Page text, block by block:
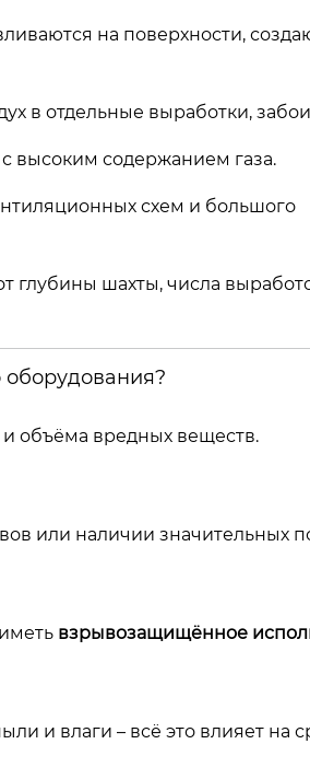
на поверхности,
в отдельные выработки,
высоким содержанием газа.
схем и большого
глубины шахты, числа
и объёма вредных веществ.
или наличии значительных
взрывозащищённое
и влаги – всё это влияет на